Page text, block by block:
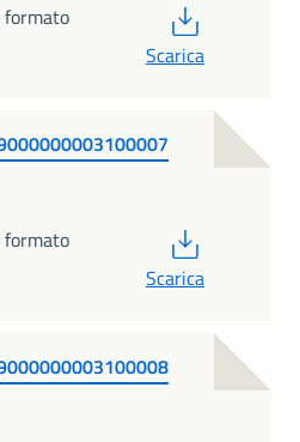
formato
Scarica
formato
Scarica